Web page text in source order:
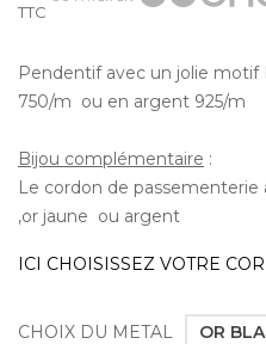
TTC
Pendentif avec un jolie
750/m ou en argent 925/m
Bijou complémentaire :
Le cordon de
,or jaune ou argent
ICI CHOISISSEZ VOTRE
CHOIX DU METAL OR